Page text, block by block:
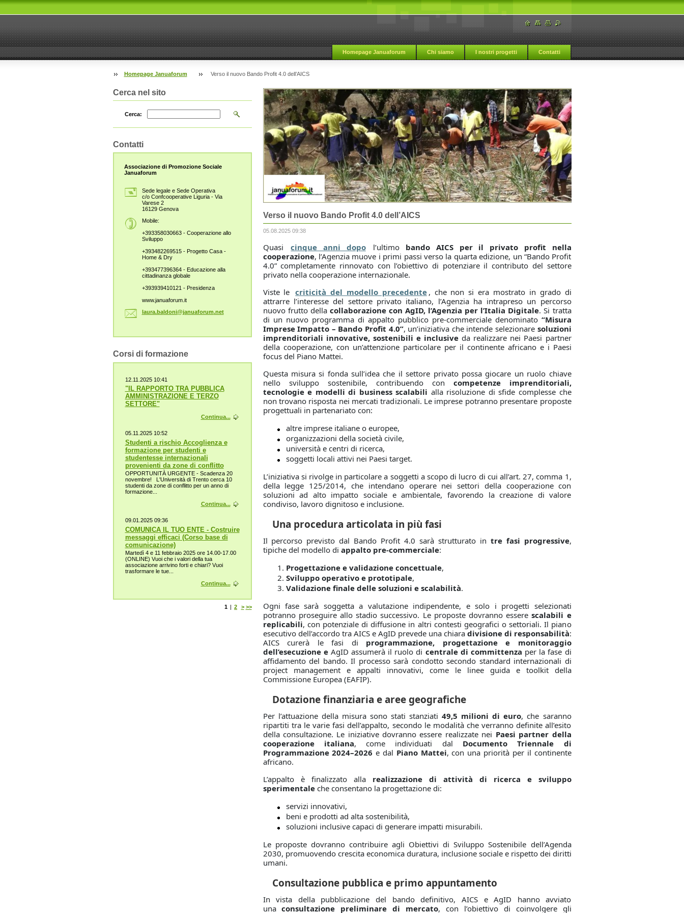
Homepage Januaforum Chi siamo I nostri progetti Contatti
Homepage Januaforum Verso il nuovo Bando Profit 4.0 dell’AICS
Verso il nuovo Bando Profit 4.0 dell’AICS
05.08.2025 09:38
Quasi cinque anni dopo l’ultimo bando AICS per il privato profit nella
cooperazione, l’Agenzia muove i primi passi verso la quarta edizione, un “Bando Profit
4.0” completamente rinnovato con l’obiettivo di potenziare il contributo del settore
privato nella cooperazione internazionale.
Viste le criticità del modello precedente , che non si era mostrato in grado di
attrarre l’interesse del settore privato italiano, l’Agenzia ha intrapreso un percorso
nuovo frutto della collaborazione con AgID, l’Agenzia per l’Italia Digitale. Si tratta
di un nuovo programma di appalto pubblico pre-commerciale denominato “Misura
Imprese Impatto – Bando Profit 4.0”, un’iniziativa che intende selezionare soluzioni
imprenditoriali innovative, sostenibili e inclusiveda realizzare nei Paesi partner
della cooperazione, con un’attenzione particolare per il continente africano e i Paesi
focus del Piano Mattei.
Questa misura si fonda sull’idea che il settore privato possa giocare un ruolo chiave
nello sviluppo sostenibile, contribuendo con competenze imprenditoriali,
tecnologie e modelli di business scalabili alla risoluzione di sfide complesse che
non trovano risposta nei mercati tradizionali. Le imprese potranno presentare proposte
progettuali in partenariato con:
altre imprese italiane o europee,
organizzazioni della società civile,
università e centri di ricerca,
soggetti locali attivi nei Paesi target.
L’iniziativa si rivolge in particolare a soggetti a scopo di lucro di cui all’art. 27, comma 1,
della legge 125/2014, che intendano operare nei settori della cooperazione con
soluzioni ad alto impatto sociale e ambientale, favorendo la creazione di valore
condiviso, lavoro dignitoso e inclusione.
Una procedura articolata in più fasi
Il percorso previsto dal Bando Profit 4.0 sarà strutturato in tre fasi progressive,
tipiche del modello di appalto pre-commerciale:
Progettazione e validazione concettuale,
Sviluppo operativo e prototipale,
Validazione finale delle soluzioni e scalabilità.
Ogni fase sarà soggetta a valutazione indipendente, e solo i progetti selezionati
potranno proseguire allo stadio successivo. Le proposte dovranno esserescalabili e
replicabili, con potenziale di diffusione in altri contesti geografici o settoriali. Il piano
esecutivo dell’accordo tra AICS e AgID prevede una chiara divisione di responsabilità:
AICS curerà le fasi di programmazione, progettazione e monitoraggio
dell’esecuzione e AgID assumerà il ruolo di centrale di committenza per la fase di
affidamento del bando. Il processo sarà condotto secondo standard internazionali di
project management e appalti innovativi, come le linee guida e toolkit della
Commissione Europea (EAFIP).
Dotazione finanziaria e aree geografiche
Per l’attuazione della misura sono stati stanziati49,5 milioni di euro, che saranno
ripartiti tra le varie fasi dell’appalto, secondo le modalità che verranno definite all’esito
della consultazione. Le iniziative dovranno essere realizzate nei Paesi partner della
cooperazione italiana, come individuati dal Documento Triennale di
Programmazione 2024–2026 e dal Piano Mattei, con una priorità per il continente
africano.
L’appalto è finalizzato alla realizzazione di attività di ricerca e sviluppo
sperimentaleche consentano la progettazione di:
servizi innovativi,
beni e prodotti ad alta sostenibilità,
soluzioni inclusive capaci di generare impatti misurabili.
Le proposte dovranno contribuire agli Obiettivi di Sviluppo Sostenibile dell’Agenda
2030, promuovendo crescita economica duratura, inclusione sociale e rispetto dei diritti
umani.
Consultazione pubblica e primo appuntamento
In vista della pubblicazione del bando definitivo, AICS e AgID hanno avviato
unaconsultazione preliminare di mercato, con l’obiettivo di coinvolgere gli
Cerca nel sito
Cerca:
Contatti
Associazione di Promozione Sociale
Januaforum
Sede legale e Sede Operativa
c/o Confcooperative Liguria - Via
Varese 2
16129 Genova
Mobile:
+393358030663 - Cooperazione allo
Sviluppo
+393482269515 - Progetto Casa -
Home & Dry
+393477396364 - Educazione alla
cittadinanza globale
+393939410121 - Presidenza
www.januaforum.it
laura.baldoni@januaforum.net
Corsi di formazione
12.11.2025 10:41
"IL RAPPORTO TRA PUBBLICA
AMMINISTRAZIONE E TERZO
SETTORE"
Continua...
05.11.2025 10:52
Studenti a rischio Accoglienza e
formazione per studenti e
studentesse internazionali
provenienti da zone di conflitto
OPPORTUNITÀ URGENTE - Scadenza 20
novembre! L'Università di Trento cerca 10
studenti da zone di conflitto per un anno di
formazione...
Continua...
09.01.2025 09:36
COMUNICA IL TUO ENTE - Costruire
messaggi efficaci (Corso base di
comunicazione)
Martedì 4 e 11 febbraio 2025 ore 14.00-17.00
(ONLINE) Vuoi che i valori della tua
associazione arrivino forti e chiari? Vuoi
trasformare le tue...
Continua...
1 2 > >>